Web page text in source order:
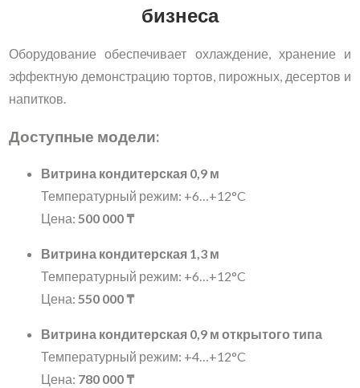
бизнеса
Оборудование обеспечивает охлаждение, хранение и
эффектную демонстрацию тортов, пирожных, десертов и
напитков.
Доступные модели:
Витрина кондитерская 0,9 м
Температурный режим: +6…+12°C
Цена:500 000 ₸
Витрина кондитерская 1,3 м
Температурный режим: +6…+12°C
Цена:550 000 ₸
Витрина кондитерская 0,9 м открытого типа
Температурный режим: +4…+12°C
Цена: 780 000 ₸